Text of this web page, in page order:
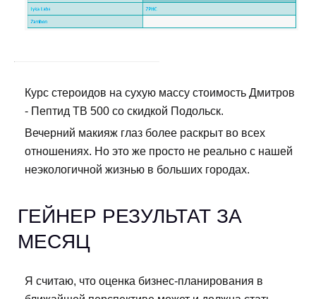
Курс стероидов на сухую массу стоимость Дмитров
- Пептид TB 500 со скидкой Подольск.
Вечерний макияж глаз более раскрыт во всех
отношениях. Но это же просто не реально с нашей
неэкологичной жизнью в больших городах.
ГЕЙНЕР РЕЗУЛЬТАТ ЗА
МЕСЯЦ
Я считаю, что оценка бизнес-планирования в